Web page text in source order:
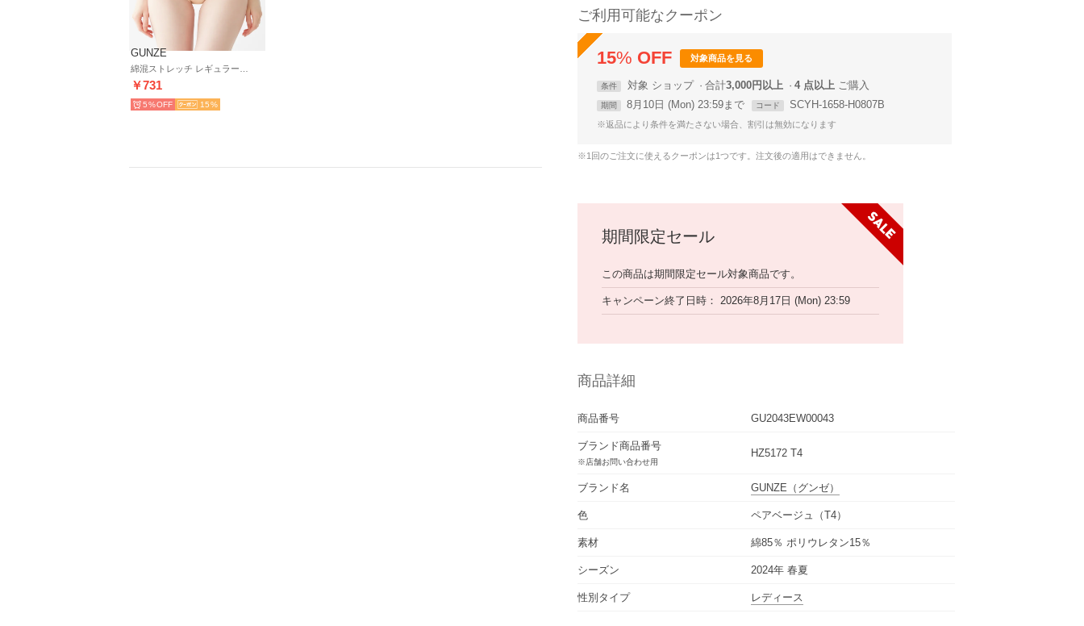
GUNZE
￥731
5% 15
ご利用可能なクーポン
15% OFF 対象商品を見る
条件 対象 ショップ 合計3,000円以上 4 点以上
期間 8月10日 (Mon) 23:59まで コード SCYH-1658-H0807B
※返品により条件を満たさない場合、割引は無効になります
※1回のご注文に使えるクーポンは1つです。注文後の適用はできません。
期間限定セール
この商品は期間限定セール対象商品です。
キャンペーン終了日時 2026年8月17日 (Mon) 23:59
商品詳細
商品番号 GU2043EW00043
ブランド商品番号
※店舗お問い合わせ用
HZ5172 T4
ブランド名 GUNZE （グンゼ）
色 ペアベージュ（T4）
素材 綿85％ ポリウレタン15％
シーズン 2024年 春夏
性別タイプ レディース